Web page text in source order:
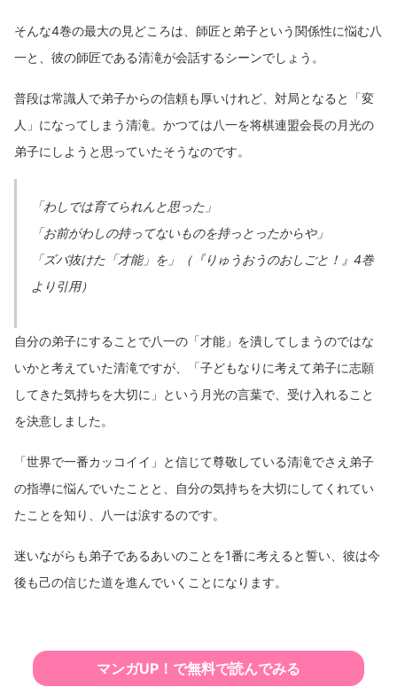
そんな4巻の最大の見どころは、師匠と弟子という関係性に悩む八
一と、彼の師匠である清滝が会話するシーンでしょう。
普段は常識人で弟子からの信頼も厚いけれど、対局となると「変
人」になってしまう清滝。かつては八一を将棋連盟会長の月光の
弟子にしようと思っていたそうなのです。
「わしでは育てられんと思った」
「お前がわしの持ってないものを持っとったからや」
「ズバ抜けた「才能」を」（『りゅうおうのおしごと！』4巻
より引用）
自分の弟子にすることで八一の「才能」を潰してしまうのではな
いかと考えていた清滝ですが、「子どもなりに考えて弟子に志願
してきた気持ちを大切に」という月光の言葉で、受け入れること
を決意しました。
「世界で一番カッコイイ」と信じて尊敬している清滝でさえ弟子
の指導に悩んでいたことと、自分の気持ちを大切にしてくれてい
たことを知り、八一は涙するのです。
迷いながらも弟子であるあいのことを1番に考えると誓い、彼は今
後も己の信じた道を進んでいくことになります。
マンガUP！で無料で読んでみる